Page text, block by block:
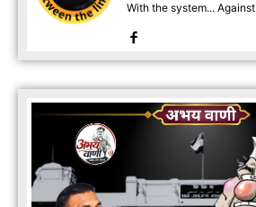
With the system...